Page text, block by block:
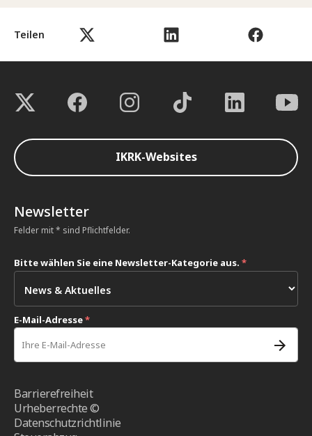
Teilen
IKRK-Websites
Newsletter
Felder mit * sind Pflichtfelder.
Bitte wählen Sie eine Newsletter-Kategorie aus. *
E-Mail-Adresse*
Barrierefreiheit
Urheberrechte ©
Datenschutzrichtlinie